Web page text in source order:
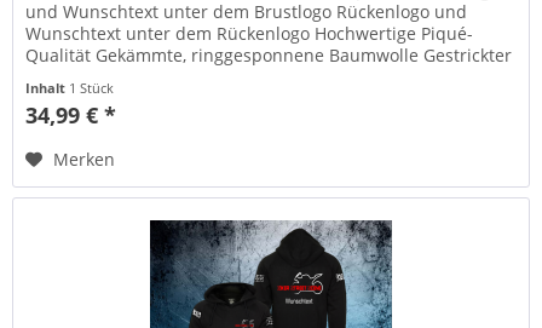
und Wunschtext unter dem Brustlogo Rückenlogo und
Wunschtext unter dem Rückenlogo Hochwertige Piqué-
Qualität Gekämmte, ringgesponnene Baumwolle Gestrickter
Inhalt 1 Stück
34,99 € *
Merken